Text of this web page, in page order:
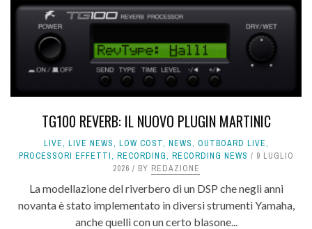
TG100 REVERB: IL NUOVO PLUGIN MARTINIC
LIVE, LIVE NEWS, LOW COST, NEWS, OUTBOARD LIVE,
PROCESSORI EFFETTI, RECORDING, RECORDING NEWS
9 LUGLIO
2026
BY REDAZIONE
La modellazione del riverbero di un DSP che negli anni
novanta è stato implementato in diversi strumenti Yamaha,
anche quelli con un certo blasone...